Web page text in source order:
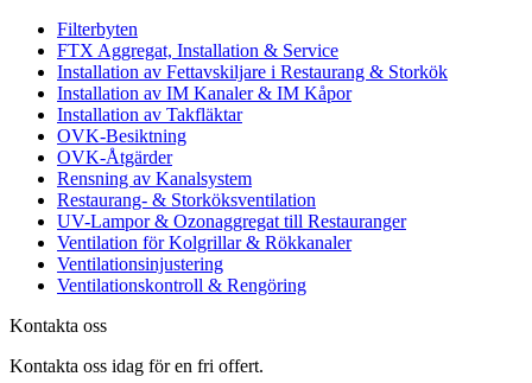
Filterbyten
FTX Aggregat, Installation & Service
Installation av Fettavskiljare i Restaurang & Storkök
Installation av IM Kanaler & IM Kåpor
Installation av Takfläktar
OVK-Besiktning
OVK-Åtgärder
Rensning av Kanalsystem
Restaurang- & Storköksventilation
UV-Lampor & Ozonaggregat till Restauranger
Ventilation för Kolgrillar & Rökkanaler
Ventilationsinjustering
Ventilationskontroll & Rengöring
Kontakta oss
Kontakta oss idag för en fri offert.